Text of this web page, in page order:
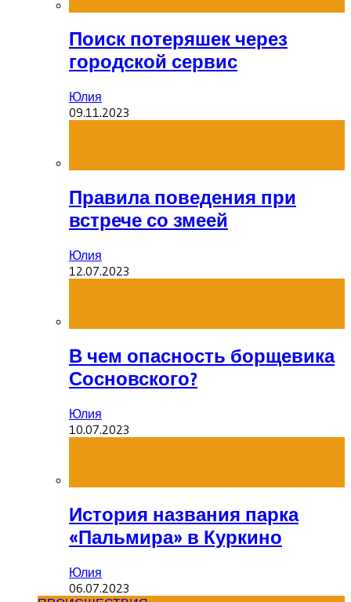
Поиск потеряшек через
городской сервис
Юлия
09.11.2023
Правила поведения при
встрече со змеей
Юлия
12.07.2023
В чем опасность борщевика
Сосновского?
Юлия
10.07.2023
История названия парка
«Пальмира» в Куркино
Юлия
06.07.2023